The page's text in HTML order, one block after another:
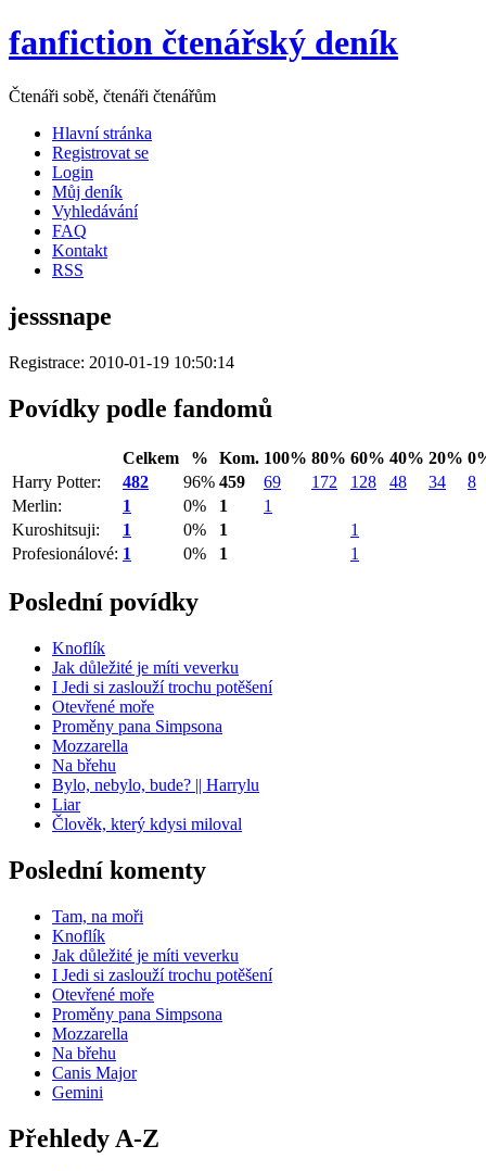
fanfiction čtenářský deník
Čtenáři sobě, čtenáři čtenářům
Hlavní stránka
Registrovat se
Login
Můj deník
Vyhledávání
FAQ
Kontakt
RSS
jesssnape
Registrace: 2010-01-19 10:50:14
Povídky podle fandomů
Celkem % Kom. 100% 80% 60% 40% 20%
Harry Potter:
482 96% 459 69 172 128 48 34
8
Merlin:
1 0% 1
1
Kuroshitsuji:
1 0% 1
1
Profesionálové: 1 0% 1 1
Poslední povídky
Knoflík
Jak důležité je míti veverku
I Jedi si zaslouží trochu potěšení
Otevřené moře
Proměny pana Simpsona
Mozzarella
Na břehu
Bylo, nebylo, bude? || Harrylu
Liar
Člověk, který kdysi miloval
Poslední komenty
Tam, na moři
Knoflík
Jak důležité je míti veverku
I Jedi si zaslouží trochu potěšení
Otevřené moře
Proměny pana Simpsona
Mozzarella
Na břehu
Canis Major
Gemini
Přehledy A-Z